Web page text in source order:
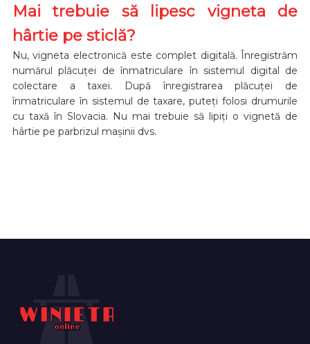
Mai trebuie să lipesc vigneta de
hârtie pe sticlă?
Nu, vigneta electronică este complet digitală. Înregistrăm
numărul plăcuței de înmatriculare în sistemul digital de
colectare a taxei. După înregistrarea plăcuței de
înmatriculare în sistemul de taxare, puteți folosi drumurile
cu taxă în Slovacia. Nu mai trebuie să lipiți o vignetă de
hârtie pe parbrizul mașinii dvs.